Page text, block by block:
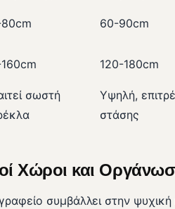
60-90cm
120-180cm
σωστή
Υψηλή,
στάσης
Χώροι και
συμβάλλει στην